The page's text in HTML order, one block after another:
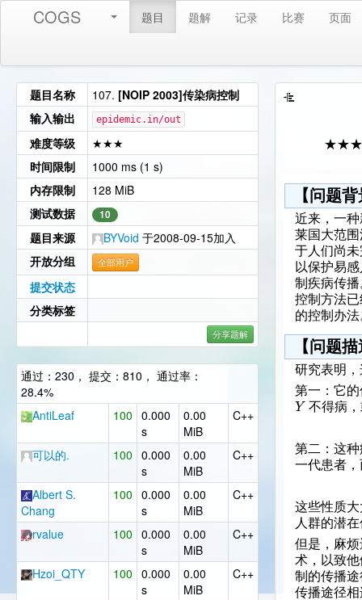
COGS 题目 题解 记录 比赛 页面
题目名称 107. [NOIP 2003]传染病控制
输入输出
epidemic.in/out
难度等级
★★★
时间限制
1000 ms (1 s)
内存限制
128 MiB
测试数据
10
题目来源 BYVoid 于2008-09-15加入
开放分组
全部用户
提交状态
分类标签
分享题解
通过：230， 提交：810， 通过率：
28.4%
AntiLeaf
100 0.000
s
0.00
MiB
C++
可以的. 100 0.000
s
0.00
MiB
C++
Albert S.
Chang
100 0.000
s
0.00
MiB
C++
rvalue 100 0.000
s
0.00
MiB
C++
Hzoi_QTY 100 0.000
s
0.00
MiB
C++
★★★
【问题
近来，一
莱国大范
于人们尚
以保护易
制疾病传
控制方法
的控制办法
【问题
研究表明
第一：它
Y 不得病
第二：这
一代患者
这些性质
人群的潜
但是，麻
术，以致
制的传播
传播途径